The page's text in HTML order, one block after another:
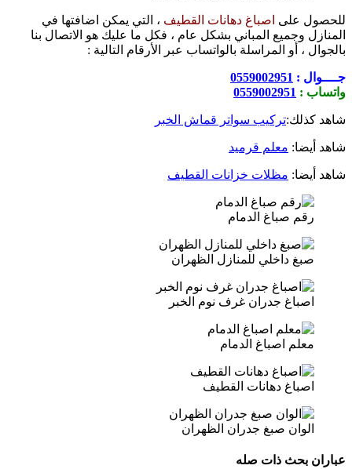
للحصول على اصباغ دهانات القطيف ، التي يمكن اضافتها في
المنازل وجميع المباني بشكل عام ، فكل ما عليك هو الاتصال بنا
بالجوال ، أو المراسلة بالواتساب عبر الأرقام التالية :
جــــوال : 0559002951
واتساب : 0559002951
شاهد كذلك:تركيب سواتر قماش الخبر
شاهد أيضا: معلم قرميد
شاهد أيضا: مظلات خزانات القطيف
رقم صباغ الدمام
صبغ داخلي للمنازل الظهران
اصباغ جدران غرف نوم الخبر
معلم اصباغ الدمام
اصباغ دهانات القطيف
الوان صبغ جدران الظهران
عباران بحث ذات صله